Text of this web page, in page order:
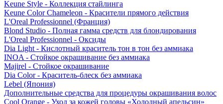
Keune Style - Коллекция стайлинга
Keune Color Chameleon - Красители прямого действия
L'Oreal Professionnel (Франция)
Blond Studio - Полная гамма средств для блондирования
L'Oreal Professionnel - Оксиды
Dia Light - Кислотный краситель тон в тон без аммиака
INOA - Стойкое окрашивание без аммиака
Majirel - Стойкое окрашивание
Dia Color - Краситель-блеск без аммиака
Lebel (Япония)
Дополнительные средства для процедуры окрашивания волос
Cool Orange - Уход за кожей головы «Холодный апельсин»